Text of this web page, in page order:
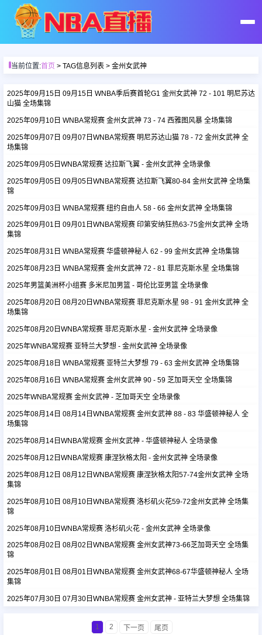
首页
足球直播
足球录像
足球集锦
篮球新闻
当前位置:首页 > TAG信息列表 > 金州女武神
2025年09月15日 09月15日 WNBA季后赛首轮G1 金州女武神 72 - 101 明尼苏达
山猫 全场集锦
2025年09月10日 WNBA常规赛 金州女武神 73 - 74 西雅图风暴 全场集锦
2025年09月07日 09月07日WNBA常规赛 明尼苏达山猫 78 - 72 金州女武神 全
场集锦
2025年09月05日WNBA常规赛 达拉斯飞翼 - 金州女武神 全场录像
2025年09月05日 09月05日WNBA常规赛 达拉斯飞翼80-84 金州女武神 全场集
锦
2025年09月03日 WNBA常规赛 纽约自由人 58 - 66 金州女武神 全场集锦
2025年09月01日 09月01日WNBA常规赛 印第安纳狂热63-75金州女武神 全场
集锦
2025年08月31日 WNBA常规赛 华盛顿神秘人 62 - 99 金州女武神 全场集锦
2025年08月23日 WNBA常规赛 金州女武神 72 - 81 菲尼克斯水星 全场集锦
2025年男篮美洲杯小组赛 多米尼加男篮 - 哥伦比亚男篮 全场录像
2025年08月20日 08月20日WNBA常规赛 菲尼克斯水星 98 - 91 金州女武神 全
场集锦
2025年08月20日WNBA常规赛 菲尼克斯水星 - 金州女武神 全场录像
2025年WNBA常规赛 亚特兰大梦想 - 金州女武神 全场录像
2025年08月18日 WNBA常规赛 亚特兰大梦想 79 - 63 金州女武神 全场集锦
2025年08月16日 WNBA常规赛 金州女武神 90 - 59 芝加哥天空 全场集锦
2025年WNBA常规赛 金州女武神 - 芝加哥天空 全场录像
2025年08月14日 08月14日WNBA常规赛 金州女武神 88 - 83 华盛顿神秘人 全
场集锦
2025年08月14日WNBA常规赛 金州女武神 - 华盛顿神秘人 全场录像
2025年08月12日WNBA常规赛 康涅狄格太阳 - 金州女武神 全场录像
2025年08月12日 08月12日WNBA常规赛 康涅狄格太阳57-74金州女武神 全场
集锦
2025年08月10日 08月10日WNBA常规赛 洛杉矶火花59-72金州女武神 全场集
锦
2025年08月10日WNBA常规赛 洛杉矶火花 - 金州女武神 全场录像
2025年08月02日 08月02日WNBA常规赛 金州女武神73-66芝加哥天空 全场集
锦
2025年08月01日 08月01日WNBA常规赛 金州女武神68-67华盛顿神秘人 全场
集锦
2025年07月30日 07月30日WNBA常规赛 金州女武神 - 亚特兰大梦想 全场集锦
1 2 下一页 尾页